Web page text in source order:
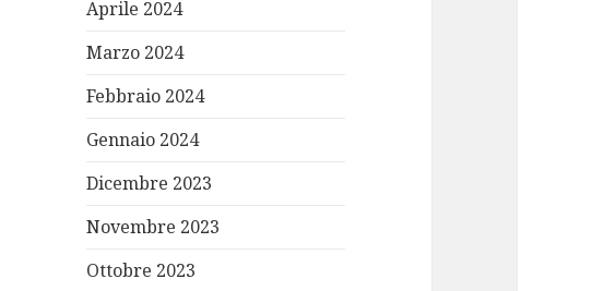
Aprile 2024
Marzo 2024
Febbraio 2024
Gennaio 2024
Dicembre 2023
Novembre 2023
Ottobre 2023